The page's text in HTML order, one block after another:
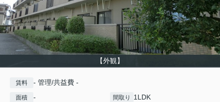
【外観】
賃料 - 管理/共益費 -
面積 - 間取り 1LDK